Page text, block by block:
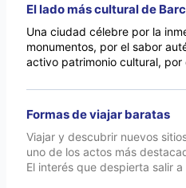
El lado más cultural de
Una ciudad célebre por la
monumentos, por el sabor
activo patrimonio cultural, por
Formas de viajar baratas
Viajar y descubrir nuevos
uno de los actos más
El interés que despierta salir a